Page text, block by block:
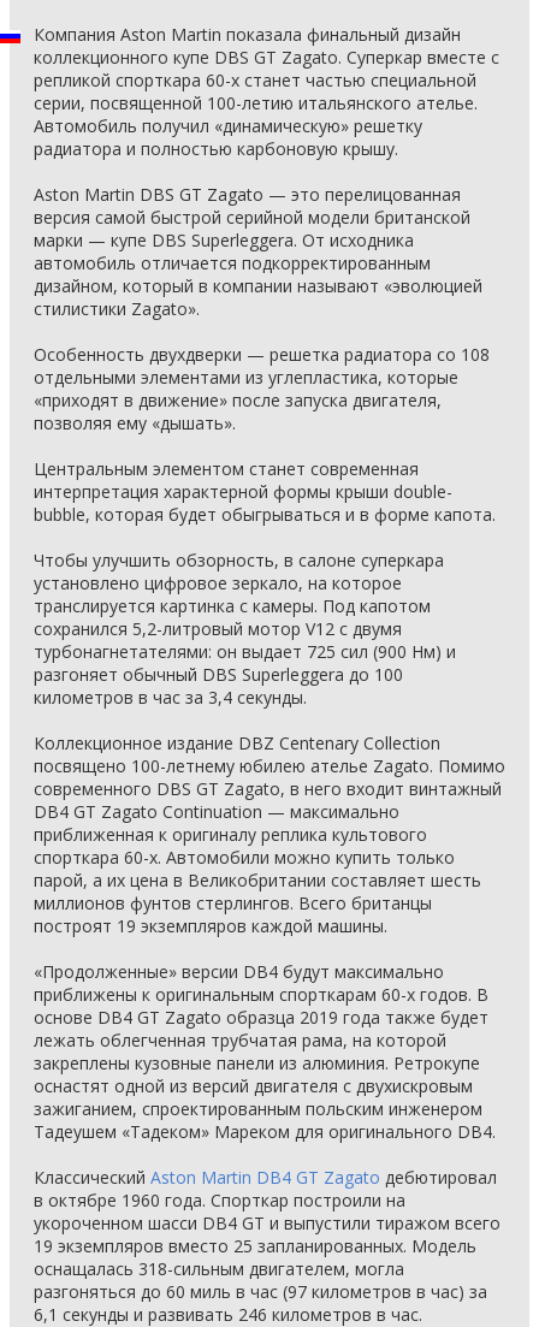
Компания Aston Martin показала финальный дизайн
коллекционного купе DBS GT Zagato. Суперкар вместе с
репликой спорткара 60-х станет частью специальной
серии, посвященной 100-летию итальянского ателье.
Автомобиль получил «динамическую» решетку
радиатора и полностью карбоновую крышу.
Aston Martin DBS GT Zagato — это перелицованная
версия самой быстрой серийной модели британской
марки — купе DBS Superleggera. От исходника
автомобиль отличается подкорректированным
дизайном, который в компании называют «эволюцией
стилистики Zagato».
Особенность двухдверки — решетка радиатора со 108
отдельными элементами из углепластика, которые
«приходят в движение» после запуска двигателя,
позволяя ему «дышать».
Центральным элементом станет современная
интерпретация характерной формы крыши double-
bubble, которая будет обыгрываться и в форме капота.
Чтобы улучшить обзорность, в салоне суперкара
установлено цифровое зеркало, на которое
транслируется картинка с камеры. Под капотом
сохранился 5,2-литровый мотор V12 с двумя
турбонагнетателями: он выдает 725 сил (900 Нм) и
разгоняет обычный DBS Superleggera до 100
километров в час за 3,4 секунды.
Коллекционное издание DBZ Centenary Collection
посвящено 100-летнему юбилею ателье Zagato. Помимо
современного DBS GT Zagato, в него входит винтажный
DB4 GT Zagato Continuation — максимально
приближенная к оригиналу реплика культового
спорткара 60-х. Автомобили можно купить только
парой, а их цена в Великобритании составляет шесть
миллионов фунтов стерлингов. Всего британцы
построят 19 экземпляров каждой машины.
«Продолженные» версии DB4 будут максимально
приближены к оригинальным спорткарам 60-х годов. В
основе DB4 GT Zagato образца 2019 года также будет
лежать облегченная трубчатая рама, на которой
закреплены кузовные панели из алюминия. Ретрокупе
оснастят одной из версий двигателя с двухискровым
зажиганием, спроектированным польским инженером
Тадеушем «Тадеком» Мареком для оригинального DB4.
Классический Aston Martin DB4 GT Zagato дебютировал
в октябре 1960 года. Спорткар построили на
укороченном шасси DB4 GT и выпустили тиражом всего
19 экземпляров вместо 25 запланированных. Модель
оснащалась 318-сильным двигателем, могла
разгоняться до 60 миль в час (97 километров в час) за
6,1 секунды и развивать 246 километров в час.